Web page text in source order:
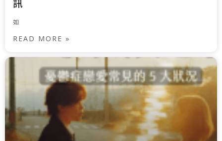
如
READ MORE »